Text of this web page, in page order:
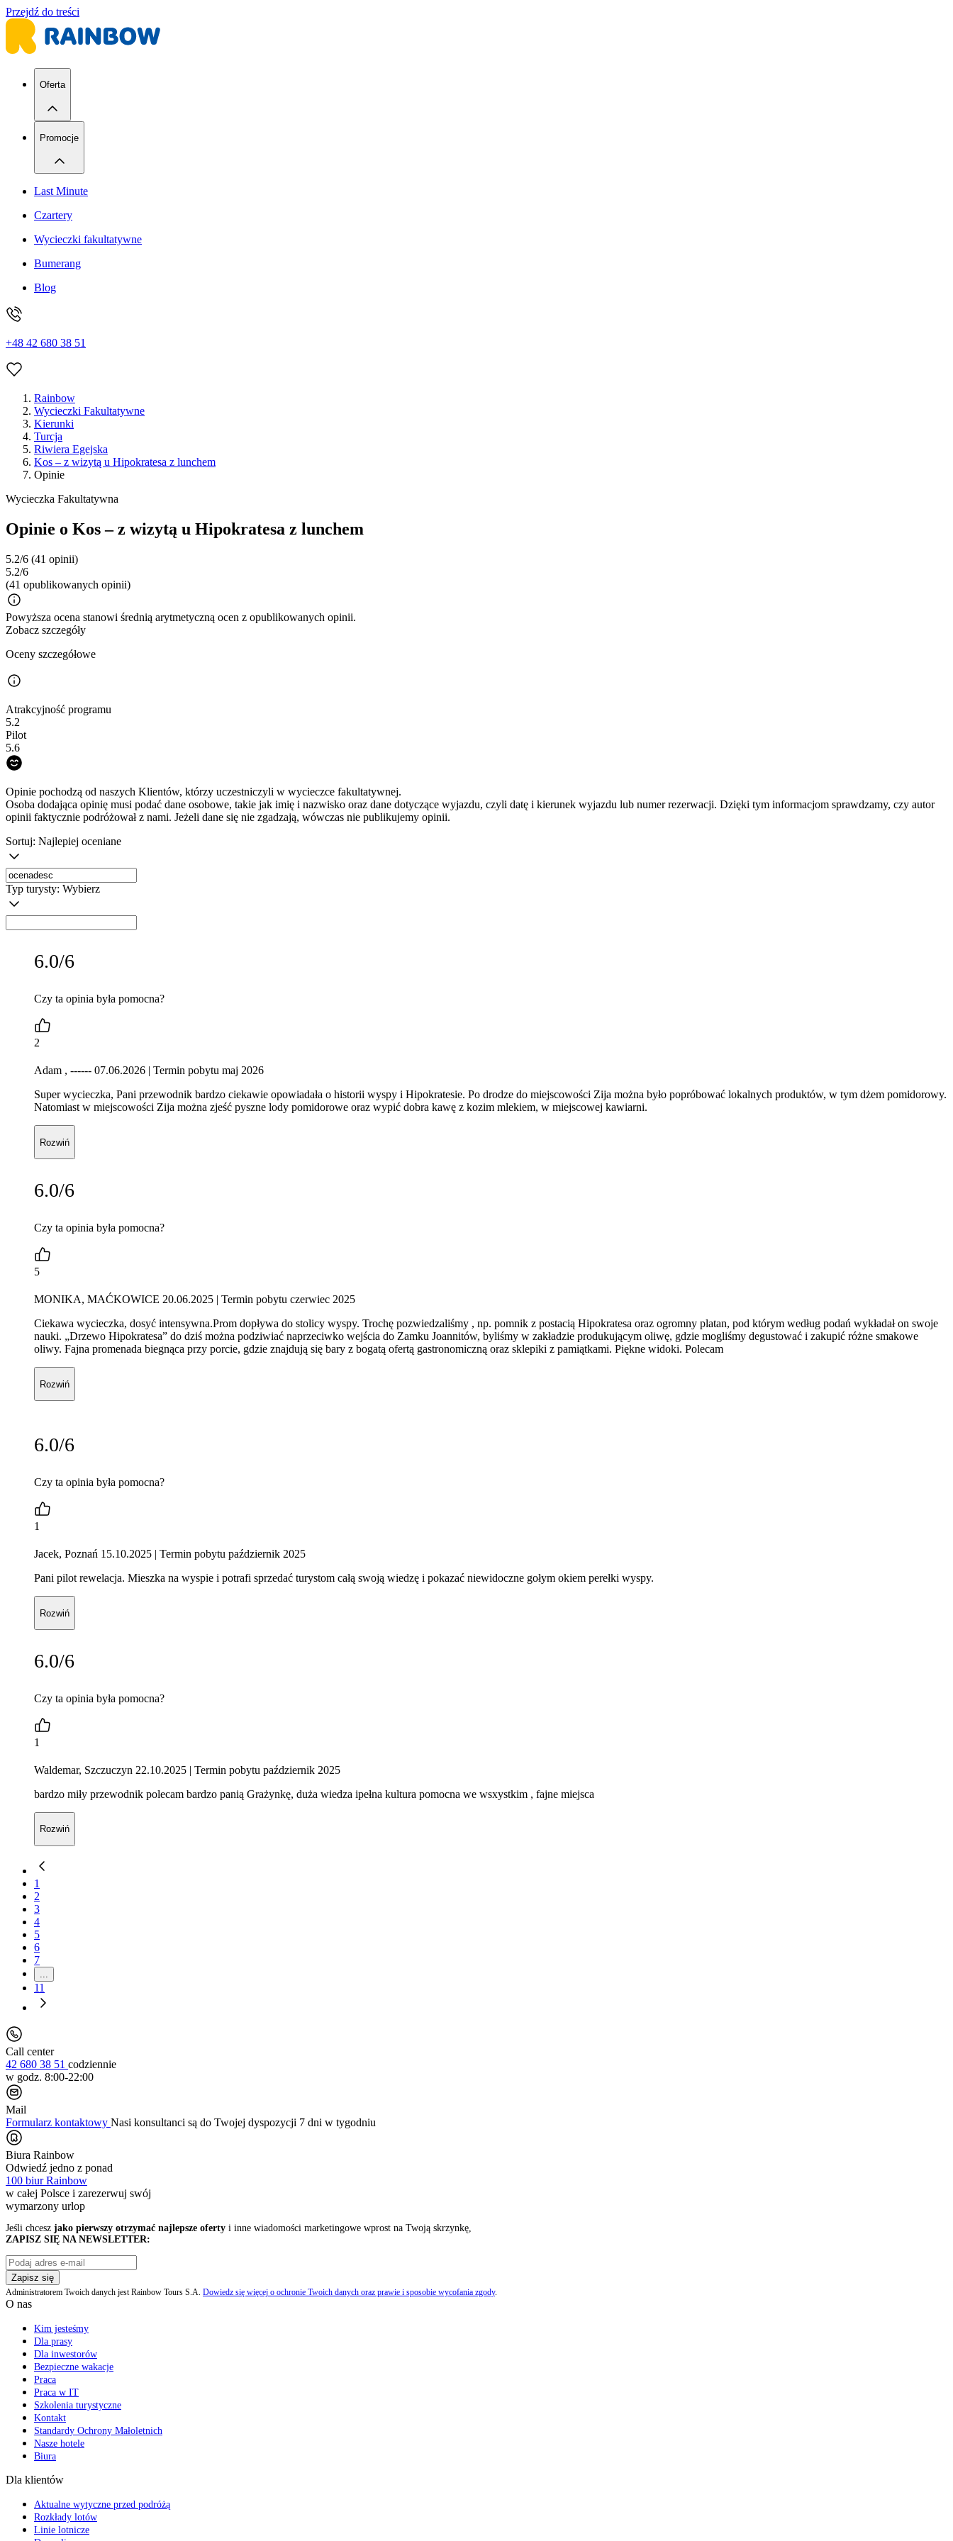
Przejdź do treści
Oferta
Promocje
Last Minute
Czartery
Wycieczki fakultatywne
Bumerang
Blog
+48 42 680 38 51
Rainbow
Wycieczki Fakultatywne
Kierunki
Turcja
Riwiera Egejska
Kos – z wizytą u Hipokratesa z lunchem
Opinie
Wycieczka Fakultatywna
Opinie o Kos – z wizytą u Hipokratesa z lunchem
5.2/6 (41 opinii)
5.2/6
(41 opublikowanych opinii)
Powyższa ocena stanowi średnią arytmetyczną ocen z opublikowanych opinii.
Zobacz szczegóły
Oceny szczegółowe
Atrakcyjność programu
5.2
Pilot
5.6
Opinie pochodzą od naszych Klientów, którzy uczestniczyli w wycieczce fakultatywnej.
Osoba dodająca opinię musi podać dane osobowe, takie jak imię i nazwisko oraz dane dotyczące wyjazdu, czyli datę i kierunek wyjazdu lub numer rezerwacji. Dzięki tym informacjom sprawdzamy, czy autor
opinii faktycznie podróżował z nami. Jeżeli dane się nie zgadzają, wówczas nie publikujemy opinii.
Sortuj: Najlepiej oceniane
Typ turysty: Wybierz
6.0/6
Czy ta opinia była pomocna?
2
Adam , ------ 07.06.2026 | Termin pobytu maj 2026
Super wycieczka, Pani przewodnik bardzo ciekawie opowiadała o historii wyspy i Hipokratesie. Po drodze do miejscowości Zija można było popróbować lokalnych produktów, w tym dżem pomidorowy.
Natomiast w miejscowości Zija można zjeść pyszne lody pomidorowe oraz wypić dobra kawę z kozim mlekiem, w miejscowej kawiarni.
Rozwiń
6.0/6
Czy ta opinia była pomocna?
5
MONIKA, MAĆKOWICE 20.06.2025 | Termin pobytu czerwiec 2025
Ciekawa wycieczka, dosyć intensywna.Prom dopływa do stolicy wyspy. Trochę pozwiedzaliśmy , np. pomnik z postacią Hipokratesa oraz ogromny platan, pod którym według podań wykładał on swoje
nauki. „Drzewo Hipokratesa” do dziś można podziwiać naprzeciwko wejścia do Zamku Joannitów, byliśmy w zakładzie produkującym oliwę, gdzie mogliśmy degustować i zakupić różne smakowe
oliwy. Fajna promenada biegnąca przy porcie, gdzie znajdują się bary z bogatą ofertą gastronomiczną oraz sklepiki z pamiątkami. Piękne widoki. Polecam
Rozwiń
6.0/6
Czy ta opinia była pomocna?
1
Jacek, Poznań 15.10.2025 | Termin pobytu październik 2025
Pani pilot rewelacja. Mieszka na wyspie i potrafi sprzedać turystom całą swoją wiedzę i pokazać niewidoczne gołym okiem perełki wyspy.
Rozwiń
6.0/6
Czy ta opinia była pomocna?
1
Waldemar, Szczuczyn 22.10.2025 | Termin pobytu październik 2025
bardzo miły przewodnik polecam bardzo panią Grażynkę, duża wiedza ipełna kultura pomocna we wsxystkim , fajne miejsca
Rozwiń
1
2
3
4
5
6
7
11
Call center
42 680 38 51 codziennie
w godz. 8:00-22:00
Mail
Formularz kontaktowy Nasi konsultanci są do Twojej dyspozycji 7 dni w tygodniu
Biura Rainbow
Odwiedź jedno z ponad
100 biur Rainbow
w całej Polsce i zarezerwuj swój
wymarzony urlop
Jeśli chcesz jako pierwszy otrzymać najlepsze oferty i inne wiadomości marketingowe wprost na Twoją skrzynkę,
ZAPISZ SIĘ NA NEWSLETTER:
Zapisz się
Administratorem Twoich danych jest Rainbow Tours S.A. Dowiedz się więcej o ochronie Twoich danych oraz prawie i sposobie wycofania zgody.
O nas
Kim jesteśmy
Dla prasy
Dla inwestorów
Bezpieczne wakacje
Praca
Praca w IT
Szkolenia turystyczne
Kontakt
Standardy Ochrony Małoletnich
Nasze hotele
Biura
Dla klientów
Aktualne wytyczne przed podróżą
Rozkłady lotów
Linie lotnicze